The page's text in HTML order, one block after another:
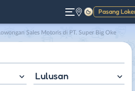
Pasang
Gelap
Sales Motoris di PT. Super Big Oke
Lulusan